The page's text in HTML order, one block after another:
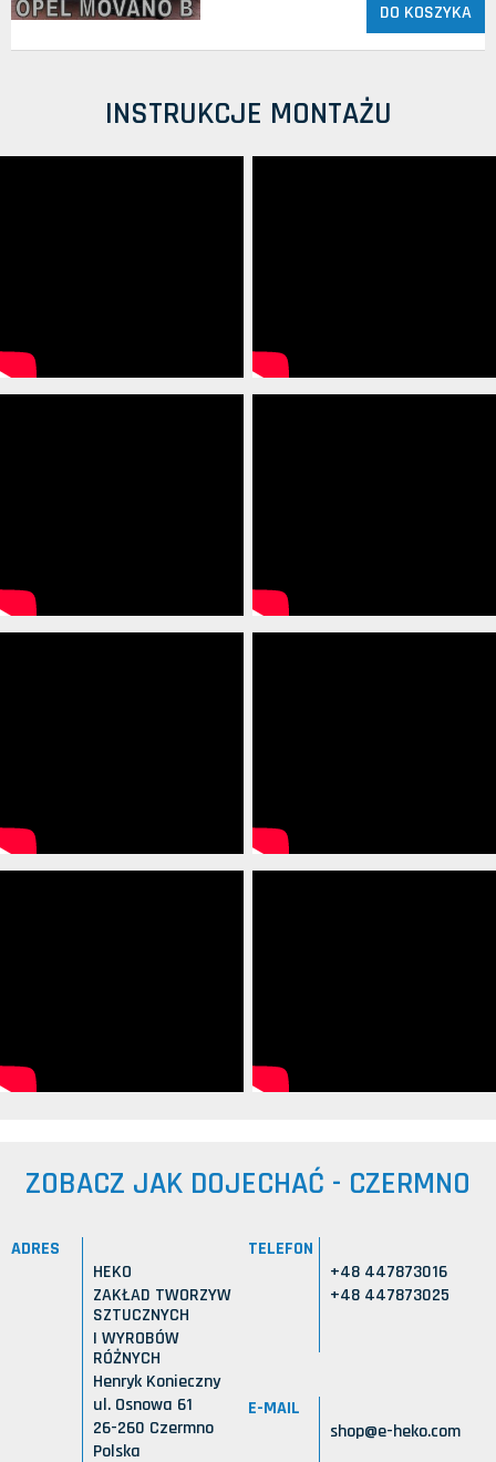
DO KOSZYKA
INSTRUKCJE MONTAŻU
ZOBACZ JAK DOJECHAĆ - CZERMNO
ADRES
HEKO
ZAKŁAD TWORZYW
SZTUCZNYCH
I WYROBÓW
RÓŻNYCH
Henryk Konieczny
ul. Osnowa 61
26-260 Czermno
Polska
TELEFON
+48 447873016
+48 447873025
E-MAIL
shop@e-heko.com